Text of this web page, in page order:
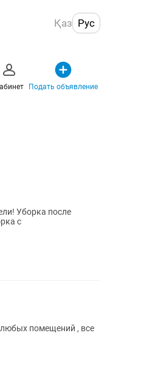
Қаз Рус
Подать объявление
Уборка после
любых помещений , все